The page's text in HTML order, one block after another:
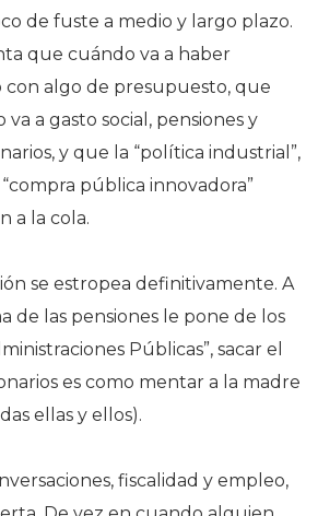
de fuste a medio y largo plazo.
que cuándo va a haber
con algo de presupuesto, que
a gasto social, pensiones y
y que la “política industrial”,
“compra pública innovadora”
a la cola.
se estropea definitivamente. A
de las pensiones le pone de los
Públicas”, sacar el
es como mentar a la madre
ellas y ellos).
fiscalidad y empleo,